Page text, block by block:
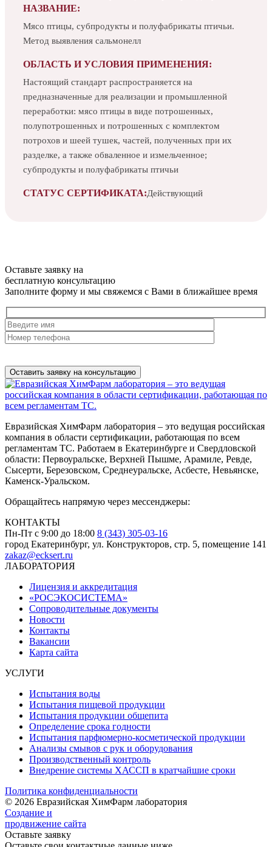
НАЗВАНИЕ:
Мясо птицы, субпродукты и полуфабрикаты птичьи.
Метод выявления сальмонелл
ОБЛАСТЬ И УСЛОВИЯ ПРИМЕНЕНИЯ:
Настоящий стандарт распространяется на
предназначенные для реализации и промышленной
переработки: мясо птицы в виде потрошенных,
полупотрошенных и потрошенных с комплектом
потрохов и шеей тушек, частей, полученных при их
разделке, а также обваленное и измельченное;
субпродукты и полуфабрикаты птичьи
СТАТУС СЕРТИФИКАТА:Действующий
Оставьте заявку на
бесплатную консультацию
Заполните форму и мы свяжемся с Вами в ближайшее время
Евразийская ХимФарм лаборатория – это ведущая российская
компания в области сертификации, работающая по всем
регламентам ТС. Работаем в Екатеринбурге и Свердловской
области: Первоуральске, Верхней Пышме, Арамиле, Ревде,
Сысерти, Березовском, Среднеуральске, Асбесте, Невьянске,
Каменск-Уральском.
Обращайтесь напрямую через мессенджеры:
КОНТАКТЫ
Пн-Пт с 9:00 до 18:00 8 (343) 305-03-16
город Екатеринбург, ул. Конструкторов, стр. 5, помещение 141
zakaz@ecksert.ru
ЛАБОРАТОРИЯ
Лицензия и аккредитация
«РОСЭКОСИСТЕМА»
Сопроводительные документы
Новости
Контакты
Вакансии
Карта сайта
УСЛУГИ
Испытания воды
Испытания пищевой продукции
Испытания продукции общепита
Определение срока годности
Испытания парфюмерно-косметической продукции
Анализы смывов с рук и оборудования
Производственный контроль
Внедрение системы ХАССП в кратчайшие сроки
Политика конфиденциальности
© 2026 Евразийская ХимФарм лаборатория
Создание и
продвижение сайта
Оставьте заявку